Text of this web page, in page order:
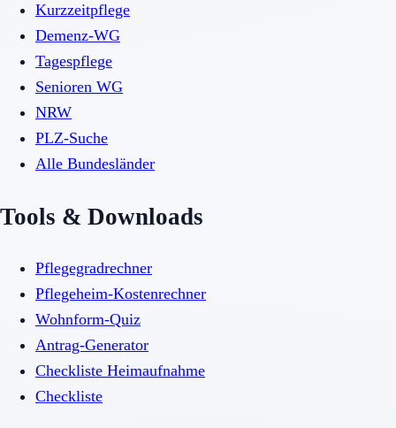
Kurzzeitpflege
Demenz-WG
Tagespflege
Senioren WG
NRW
PLZ-Suche
Alle Bundesländer
Tools & Downloads
Pflegegradrechner
Pflegeheim-Kostenrechner
Wohnform-Quiz
Antrag-Generator
Checkliste Heimaufnahme
Checkliste